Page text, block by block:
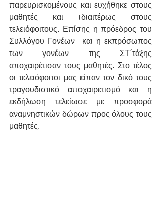
παρευρισκομένους και ευχήθηκε στους
μαθητές και ιδιαιτέρως στους
τελειόφοιτους. Επίσης η πρόεδρος του
Συλλόγου Γονέων  και η εκπρόσωπος
των γονέων της ΣΤ΄τάξης
αποχαιρέτισαν τους μαθητές. Στο τέλος
οι τελειόφοιτοι μας είπαν τον δικό τους
τραγουδιστικό αποχαιρετισμό και η
εκδήλωση τελείωσε με προσφορά
αναμνηστικών δώρων προς όλους τους
μαθητές.